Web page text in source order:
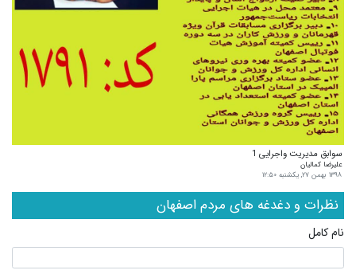
سوابق مدیریت واجرایی 1
علیرضا کمالیان
۱۳۹۸ بهمن ۲۷, یکشنبه ۱۲:۵۰
نظرات و دغدغه های مردم اصفهان
نام کامل